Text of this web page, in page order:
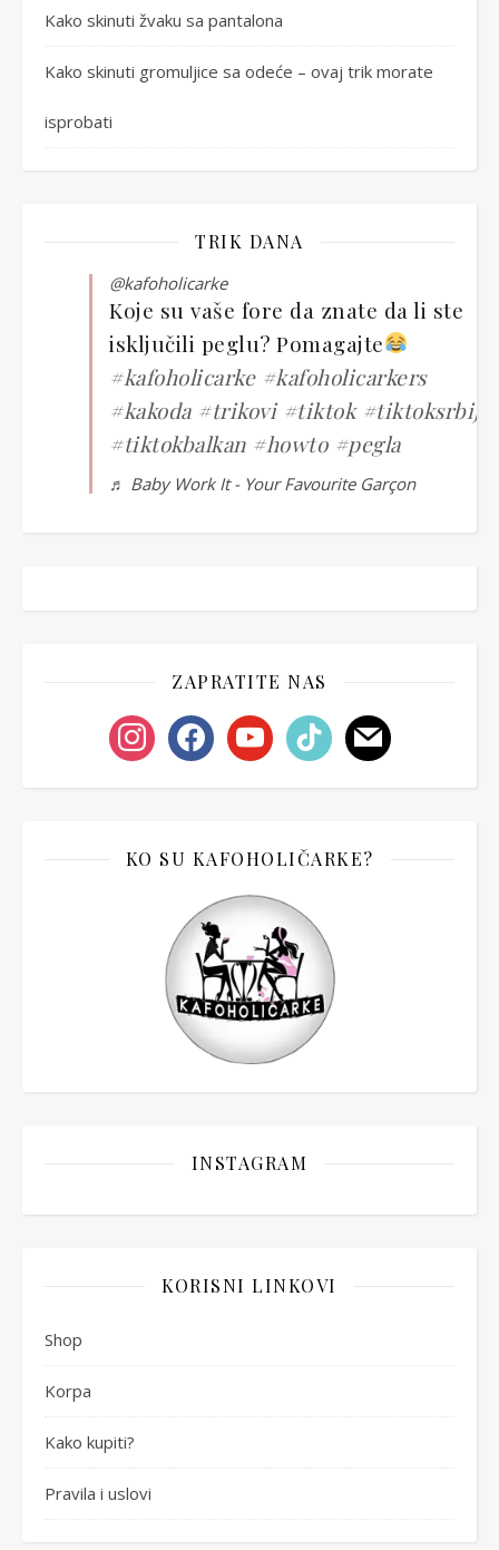
Kako skinuti žvaku sa pantalona
Kako skinuti gromuljice sa odeće – ovaj trik morate
isprobati
TRIK DANA
@kafoholicarke
Koje su vaše fore da znate da li ste
isključili peglu? Pomagajte
#kafoholicarke #kafoholicarkers
#kakoda #trikovi #tiktok #tiktoksrbija
#tiktokbalkan #howto #pegla
♬ Baby Work It - Your Favourite Garçon
ZAPRATITE NAS
instagramfacebookyoutubetiktok mail
KO SU KAFOHOLIČARKE?
INSTAGRAM
KORISNI LINKOVI
Shop
Korpa
Kako kupiti?
Pravila i uslovi